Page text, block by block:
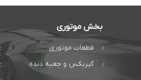
بخش موتوری
قطعات موتوری
گیربکس و جعبه دنده